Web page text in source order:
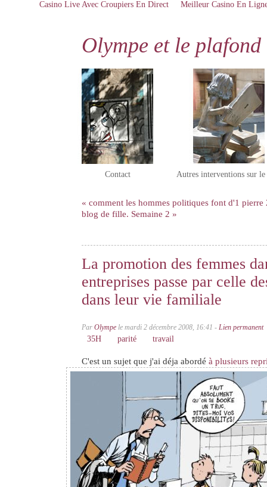
Casino Live Avec Croupiers En Direct Meilleur Casino En
Olympe et le plafond
« comment les hommes politiques font d'1 pierre
blog de fille. Semaine 2 »
La promotion des femmes
entreprises passe par celle
dans leur vie familiale
ParOlympe le mardi 2 décembre 2008, 16:41 -Lien permanent
35H parité travail
C'est un sujet que j'ai déja abordéà plusieurs
Contact Autres interventions sur le